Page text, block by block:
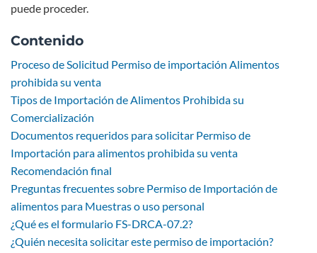
puede proceder.
Contenido
Proceso de Solicitud Permiso de importación Alimentos
prohibida su venta
Tipos de Importación de Alimentos Prohibida su
Comercialización
Documentos requeridos para solicitar Permiso de
Importación para alimentos prohibida su venta
Recomendación final
Preguntas frecuentes sobre Permiso de Importación de
alimentos para Muestras o uso personal
¿Qué es el formulario FS-DRCA-07.2?
¿Quién necesita solicitar este permiso de importación?